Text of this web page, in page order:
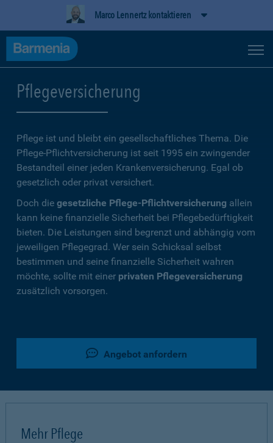
Marco Lennertz kontaktieren
Pflegeversicherung
Pflege ist und bleibt ein gesellschaftliches Thema. Die
Pflege-Pflichtversicherung ist seit 1995 ein zwingender
Bestandteil einer jeden Krankenversicherung. Egal ob
gesetzlich oder privat versichert.
Doch die gesetzliche Pflege-Pflichtversicherung allein
kann keine finanzielle Sicherheit bei Pflegebedürftigkeit
bieten. Die Leistungen sind begrenzt und abhängig vom
jeweiligen Pflegegrad. Wer sein Schicksal selbst
bestimmen und seine finanzielle Sicherheit wahren
möchte, sollte mit einer privaten Pflegeversicherung
zusätzlich vorsorgen.
Angebot anfordern
Mehr Pflege